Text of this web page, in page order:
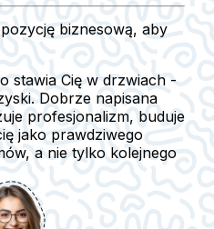
biznesową, aby
stawia Cię w drzwiach -
Dobrze napisana
profesjonalizm, buduje
jako prawdziwego
a nie tylko kolejnego